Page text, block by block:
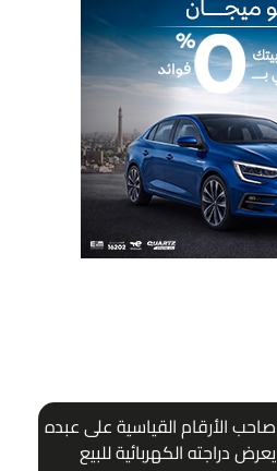
صاحب الأرقام القياسية على عبده
يعرض دراجته الكهربائية للبيع